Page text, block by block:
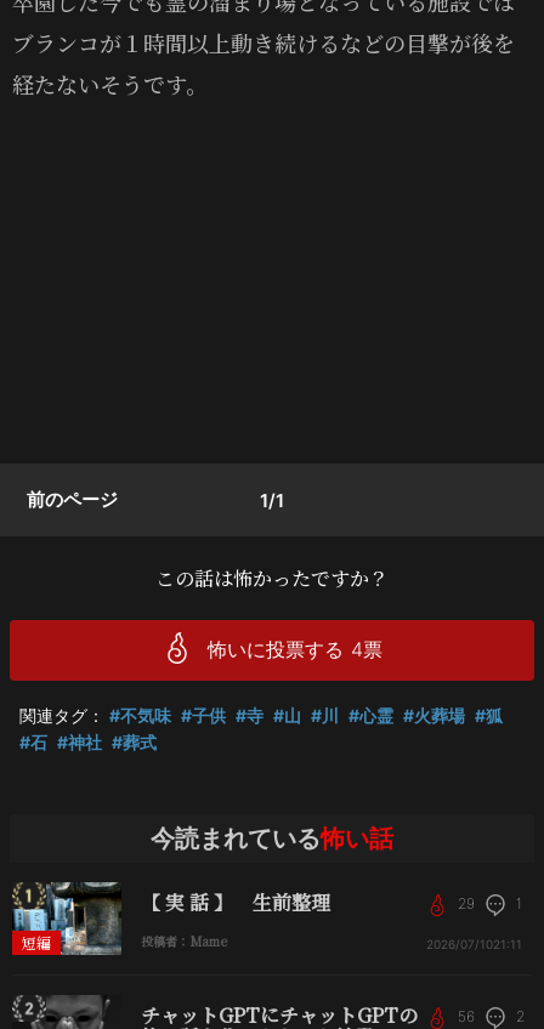
ブランコが１時間以上動き続けるなどの目撃が後を
経たないそうです。
前のページ 1/1
この話は怖かったですか？
怖いに投票する 4票
関連タグ： #不気味 #子供 #寺 #山 #川 #心霊 #火葬場 #狐
#石 #神社 #葬式
今読まれている怖い話
短編
【 実 話 】 生前整理
投稿者：Mame
29 1
2026/07/1021:11
チャットGPTにチャットGPTの 56 2